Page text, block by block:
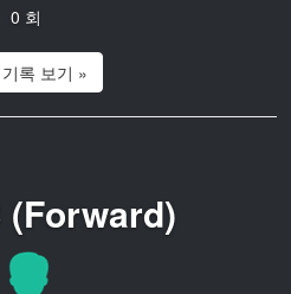
0 회
록 보기 »
(Forward)